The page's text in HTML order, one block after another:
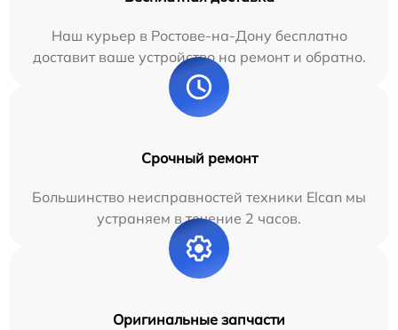
Наш курьер в Ростове-на-Дону бесплатно
доставит ваше устройство на ремонт и обратно.
Срочный ремонт
Большинство неисправностей техники Elcan мы
устраняем в течение 2 часов.
Оригинальные запчасти